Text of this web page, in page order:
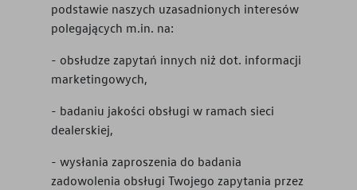
podstawie naszych uzasadnionych interesów
polegających m.in. na:
- obsłudze zapytań innych niż dot. informacji
marketingowych,
- badaniu jakości obsługi w ramach sieci
dealerskiej,
- wysłania zaproszenia do badania
zadowolenia obsługi Twojego zapytania przez